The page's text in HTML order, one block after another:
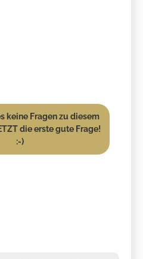
keine Fragen zu diesem
die erste gute Frage!
:-)